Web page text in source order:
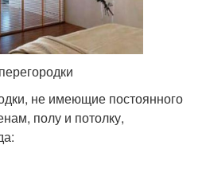
не имеющие постоянного
полу и потолку,